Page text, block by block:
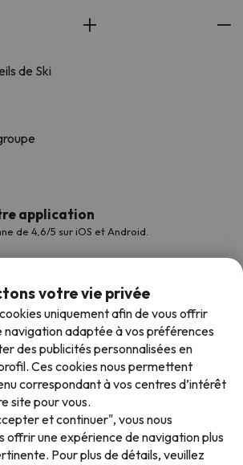
de Ski
application
de 4,6/5 sur iOS et Android.
disponibles
votre vie privée
uniquement afin de vous offrir
navigation adaptée à vos préférences
des publicités personnalisées en
Ces cookies nous permettent
correspondant à vos centres d’intérêt
site pour vous.
et continuer", vous nous
offrir une expérience de navigation plus
Pour plus de détails, veuillez